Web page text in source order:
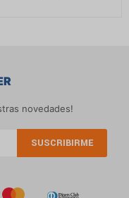
novedades!
SUSCRIBIRME